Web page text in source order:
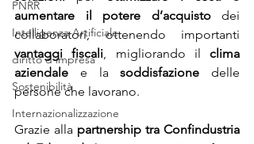
PNRR
Intelligenza Artificiale
diritto d'impresa
Sostenibilità
Internazionalizzazione
aumentare il potere d’acquisto dei
vantaggi fiscali, migliorando il clima
aziendale e la soddisfazione delle
persone che lavorano.
Grazie alla partnership tra Confindustria